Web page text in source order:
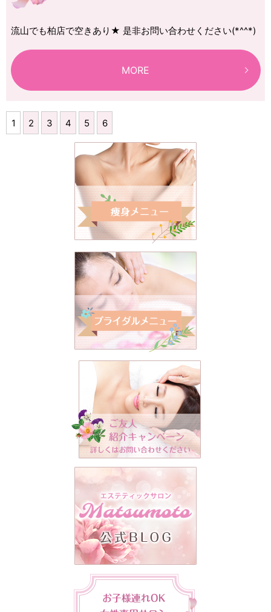
流山でも柏店で空きあり★ 是非お問い合わせください(*^^*)
MORE
1 2 3 4 5 6